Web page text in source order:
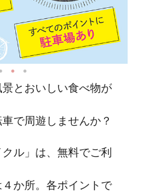
とおいしい食べ物が
で周遊しませんか？
クル」は、無料でご利
か所。各ポイントで